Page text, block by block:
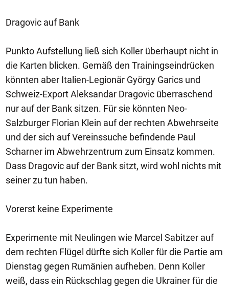
Dragovic auf Bank
Punkto Aufstellung ließ sich Koller überhaupt nicht in
die Karten blicken. Gemäß den Trainingseindrücken
könnten aber Italien-Legionär György Garics und
Schweiz-Export Aleksandar Dragovic überraschend
nur auf der Bank sitzen. Für sie könnten Neo-
Salzburger Florian Klein auf der rechten Abwehrseite
und der sich auf Vereinssuche befindende Paul
Scharner im Abwehrzentrum zum Einsatz kommen.
Dass Dragovic auf der Bank sitzt, wird wohl nichts mit
seiner zu tun haben.
Vorerst keine Experimente
Experimente mit Neulingen wie Marcel Sabitzer auf
dem rechten Flügel dürfte sich Koller für die Partie am
Dienstag gegen Rumänien aufheben. Denn Koller
weiß, dass ein Rückschlag gegen die Ukrainer für die